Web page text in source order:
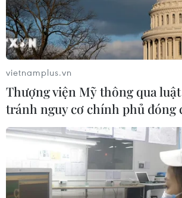
Các vận động viên tranh tài trên đường
Đà Nẵng 2019. (Ảnh: Trần Lê
vietnamplus.vn
Thượng viện Mỹ thông qua
tránh nguy cơ chính phủ đóng